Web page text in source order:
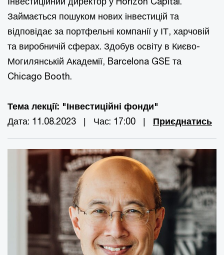
Займається пошуком нових інвестицій та
відповідає за портфельні компанії у ІТ, харчовій
та виробничій сферах. Здобув освіту в Києво-
Могилянській Академії, Barcelona GSE та
Chicago Booth.
Тема лекції: "Інвестиційні фонди"
Дата: 11.08.2023 | Час: 17:00 | Приєднатись